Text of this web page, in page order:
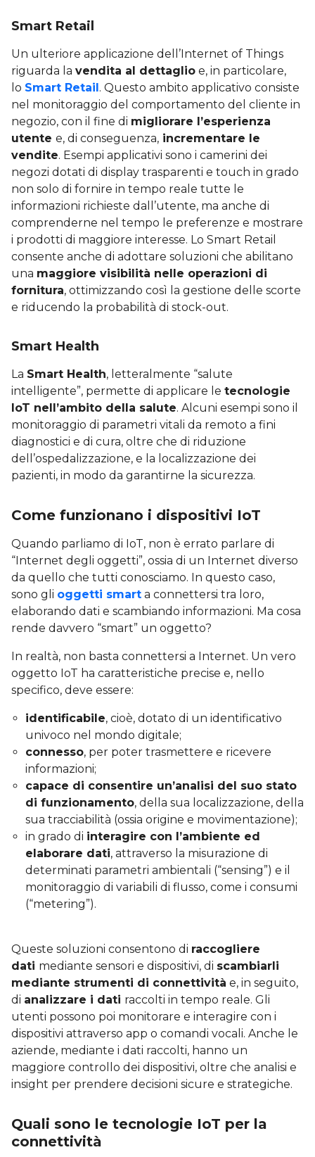
Smart Retail
Un ulteriore applicazione dell’Internet of Things
riguarda la vendita al dettaglio e, in particolare,
lo Smart Retail. Questo ambito applicativo consiste
nel monitoraggio del comportamento del cliente in
negozio, con il fine di migliorare l’esperienza
utente e, di conseguenza, incrementare le
vendite. Esempi applicativi sono i camerini dei
negozi dotati di display trasparenti e touch in grado
non solo di fornire in tempo reale tutte le
informazioni richieste dall’utente, ma anche di
comprenderne nel tempo le preferenze e mostrare
i prodotti di maggiore interesse. Lo Smart Retail
consente anche di adottare soluzioni che abilitano
una maggiore visibilità nelle operazioni di
fornitura, ottimizzando così la gestione delle scorte
e riducendo la probabilità di stock-out.
Smart Health
La Smart Health, letteralmente “salute
intelligente”, permette di applicare le tecnologie
IoT nell’ambito della salute. Alcuni esempi sono il
monitoraggio di parametri vitali da remoto a fini
diagnostici e di cura, oltre che di riduzione
dell’ospedalizzazione, e la localizzazione dei
pazienti, in modo da garantirne la sicurezza.
Come funzionano i dispositivi IoT
Quando parliamo di IoT, non è errato parlare di
“Internet degli oggetti”, ossia di un Internet diverso
da quello che tutti conosciamo. In questo caso,
sono gli oggetti smart a connettersi tra loro,
elaborando dati e scambiando informazioni. Ma cosa
rende davvero “smart” un oggetto?
In realtà, non basta connettersi a Internet. Un vero
oggetto IoT ha caratteristiche precise e, nello
specifico, deve essere:
identificabile, cioè, dotato di un identificativo
univoco nel mondo digitale;
connesso, per poter trasmettere e ricevere
informazioni;
capace di consentire un’analisi del suo stato
di funzionamento, della sua localizzazione, della
sua tracciabilità (ossia origine e movimentazione);
in grado di interagire con l’ambiente ed
elaborare dati, attraverso la misurazione di
determinati parametri ambientali (“sensing”) e il
monitoraggio di variabili di flusso, come i consumi
(“metering”).
Queste soluzioni consentono di raccogliere
dati mediante sensori e dispositivi, di scambiarli
mediante strumenti di connettività e, in seguito,
di analizzare i dati raccolti in tempo reale. Gli
utenti possono poi monitorare e interagire con i
dispositivi attraverso app o comandi vocali. Anche le
aziende, mediante i dati raccolti, hanno un
maggiore controllo dei dispositivi, oltre che analisi e
insight per prendere decisioni sicure e strategiche.
Quali sono le tecnologie IoT per la
connettività